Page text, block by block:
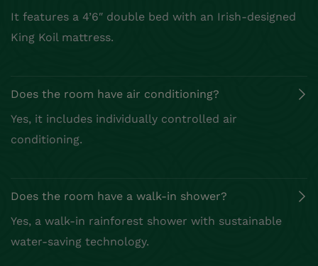
It features a 4’6″ double bed with an Irish‑designed
King Koil mattress.
Does the room have air conditioning?
Yes, it includes individually controlled air
conditioning.
Does the room have a walk‑in shower?
Yes, a walk‑in rainforest shower with sustainable
water‑saving technology.